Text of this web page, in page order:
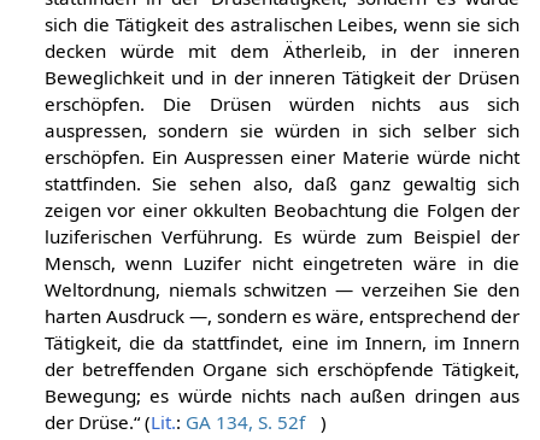
stattfinden in der Drüsentätigkeit, sondern es würde
sich die Tätigkeit des astralischen Leibes, wenn sie sich
decken würde mit dem Ätherleib, in der inneren
Beweglichkeit und in der inneren Tätigkeit der Drüsen
erschöpfen. Die Drüsen würden nichts aus sich
auspressen, sondern sie würden in sich selber sich
erschöpfen. Ein Auspressen einer Materie würde nicht
stattfinden. Sie sehen also, daß ganz gewaltig sich
zeigen vor einer okkulten Beobachtung die Folgen der
luziferischen Verführung. Es würde zum Beispiel der
Mensch, wenn Luzifer nicht eingetreten wäre in die
Weltordnung, niemals schwitzen — verzeihen Sie den
harten Ausdruck —, sondern es wäre, entsprechend der
Tätigkeit, die da stattfindet, eine im Innern, im Innern
der betreffenden Organe sich erschöpfende Tätigkeit,
Bewegung; es würde nichts nach außen dringen aus